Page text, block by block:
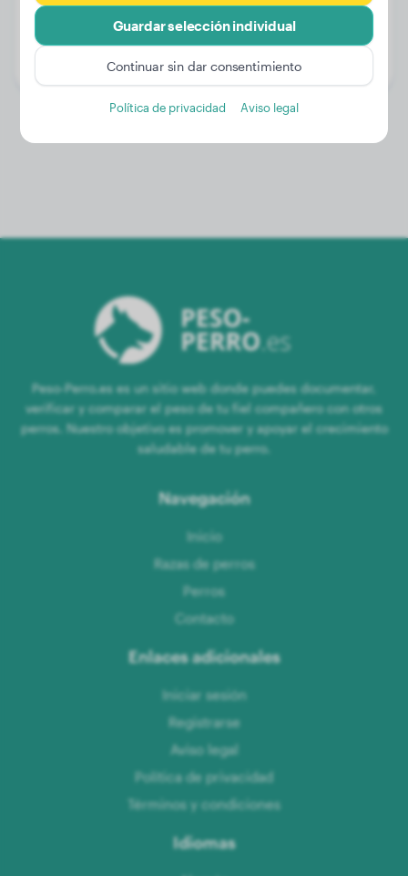
Peso:
30 kg
Edad:
2 años, 1 mes
Perro macho
Peso-Perro.es es un sitio web donde puedes documentar,
verificar y comparar el peso de tu fiel compañero con otros
perros. Nuestro objetivo es promover y apoyar el crecimiento
saludable de tu perro.
Navegación
Inicio
Razas de perros
Perros
Contacto
Enlaces adicionales
Iniciar sesión
Registrarse
Aviso legal
Política de privacidad
Términos y condiciones
Idiomas
Guardar selección individual
Continuar sin dar consentimiento
Política de privacidad Aviso legal